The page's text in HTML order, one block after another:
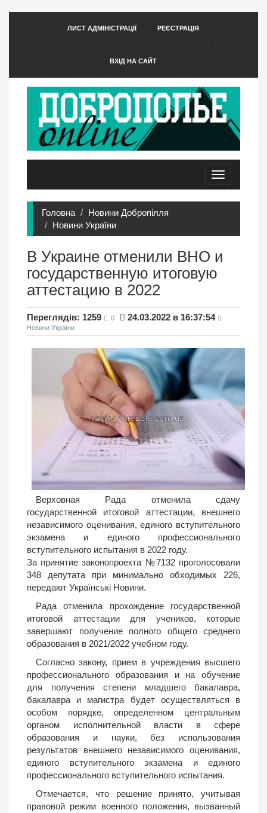
ЛИСТ АДМІНІСТРАЦІЇ РЕЄСТРАЦІЯ
ВХІД НА САЙТ
Toggle
navigation
Головна
Новини Добропілля
Новини України
В Украине отменили ВНО и
государственную итоговую
аттестацию в 2022
Переглядів: 1259 0 24.03.2022 в 16:37:54
Новини України
Верховная Рада отменила сдачу
государственной итоговой аттестации, внешнего
независимого оценивания, единого вступительного
экзамена и единого профессионального
вступительного испытания в 2022 году.
За принятие законопроекта №7132 проголосовали
348 депутата при минимально обходимых 226,
передают Українські Новини.
Рада отменила прохождение государственной
итоговой аттестации для учеников, которые
завершают получение полного общего среднего
образования в 2021/2022 учебном году.
Согласно закону, прием в учреждения высшего
профессионального образования и на обучение
для получения степени младшего бакалавра,
бакалавра и магистра будет осуществляться в
особом порядке, определенном центральным
органом исполнительной власти в сфере
образования и науки, без использования
результатов внешнего независимого оценивания,
единого вступительного экзамена и единого
профессионального вступительного испытания.
Отмечается, что решение принято, учитывая
правовой режим военного положения, вызванный